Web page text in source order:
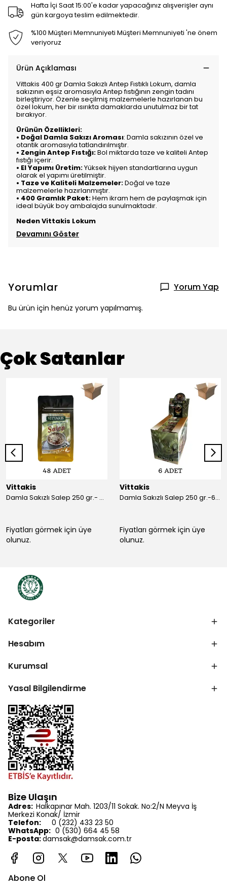
Hafta İçi Saat 15:00'e kadar yapacağınız alışverişler aynı
gün kargoya teslim edilmektedir.
%100 Müşteri Memnuniyeti Müşteri Memnuniyeti 'ne önem
veriyoruz
Ürün Açıklaması
Vittakis 400 gr Damla Sakızlı Antep Fıstıklı Lokum, damla
sakızının eşsiz aromasıyla Antep fıstığının zengin tadını
birleştiriyor. Özenle seçilmiş malzemelerle hazırlanan bu
özel lokum, her bir ısırıkta damaklarda unutulmaz bir tat
bırakıyor.
Ürünün Özellikleri:
• Doğal Damla Sakızı Aroması: Damla sakızının özel ve
otantik aromasıyla tatlandırılmıştır.
• Zengin Antep Fıstığı:Bol miktarda taze ve kaliteli Antep
fıstığı içerir.
• El Yapımı Üretim:Yüksek hijyen standartlarına uygun
olarak el yapımı üretilmiştir.
• Taze ve Kaliteli Malzemeler:Doğal ve taze
malzemelerle hazırlanmıştır.
• 400 Gramlık Paket:Hem ikram hem de paylaşmak için
ideal büyük boy ambalajda sunulmaktadır.
Neden Vittakis Lokum
Devamını Göster
Yorumlar Yorum Yap
Bu ürün için henüz yorum yapılmamış.
Çok Satanlar
Vittakis
Damla Sakızlı Salep 250 gr.- Koli İçi 48'li (250 gr x 6 Ad x 8 )
Fiyatları görmek için üye
olunuz.
Vittakis
Damla Sakızlı Salep 250 gr.-6 lı Paket
Fiyatları görmek için üye
olunuz.
Kategoriler
Hesabım
Kurumsal
Yasal Bilgilendirme
Bize Ulaşın
Adres: Halkapınar Mah. 1203/11 Sokak. No:2/N Meyva İş
Merkezi Konak/ İzmir
Telefon: 0 (232) 433 23 50
WhatsApp: 0 (530) 664 45 58
E-posta:damsak@damsak.com.tr
Abone Ol